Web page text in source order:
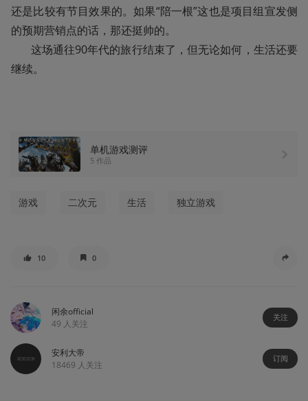
还是比较有节目效果的。如果“陪一根”这也是项目组宣发侧
的预期营销点的话，那还挺帅的。
继续。
单机游戏测评
5 作品
游戏 二次元 生活 独立游戏
10 0
闲余official
49 人关注
关注
安利大帝
18469 人关注
订阅